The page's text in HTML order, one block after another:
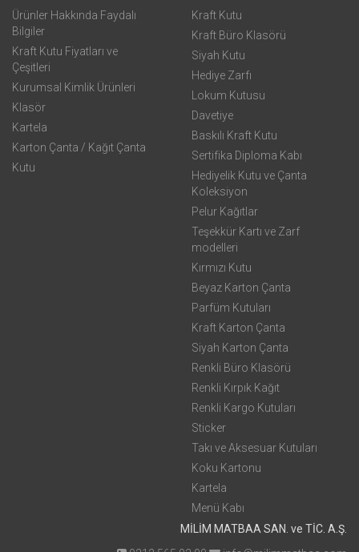
Ürünler Hakkında Faydalı
Bilgiler
Kraft Kutu Fiyatları ve
Çeşitleri
Kurumsal Kimlik Ürünleri
Klasör
Kartela
Karton Çanta / Kağıt Çanta
Kutu
Kraft Kutu
Kraft Büro Klasörü
Siyah Kutu
Hediye Zarfı
Lokum Kutusu
Davetiye
Baskılı Kraft Kutu
Sertifika Diploma Kabı
Hediyelik Kutu ve Çanta
Koleksiyon
Pelur Kağıtlar
Teşekkür Kartı ve Zarf
modelleri
Kırmızı Kutu
Beyaz Karton Çanta
Parfüm Kutuları
Kraft Karton Çanta
Siyah Karton Çanta
Renkli Büro Klasörü
Renkli Kırpık Kağıt
Renkli Kargo Kutuları
Sticker
Takı ve Aksesuar Kutuları
Koku Kartonu
Kartela
Menü Kabı
MİLİM MATBAA SAN. ve TİC. A.Ş.